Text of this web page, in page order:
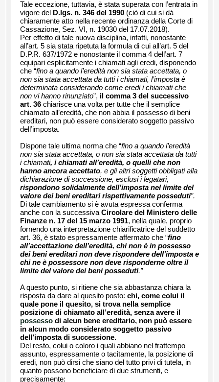
Tale eccezione, tuttavia, è stata superata con l’entrata in
vigore del
D.lgs. n. 346 del 1990 (ciò di cui si dà
chiaramente atto nella recente ordinanza della Corte di
Cassazione, Sez. VI, n. 19030 del 17.07.2018).
Per effetto di tale nuova disciplina, infatti, nonostante
all’art. 5 sia stata ripetuta la formula di cui all’art. 5 del
D.P.R. 637/1972 e nonostante il comma 4 dell’art. 7
equipari esplicitamente i chiamati agli eredi, disponendo
che “fino a quando l’eredità non sia stata accettata, o
non sia stata accettata da tutti i chiamati, l’imposta è
determinata considerando come eredi i chiamati che
non vi hanno rinunziato”, il comma 3 del successivo
art. 36 chiarisce una volta per tutte che il semplice
chiamato all’eredità, che non abbia il possesso di beni
ereditari, non può essere considerato soggetto passivo
dell’imposta.
Dispone tale ultima norma che “fino a quando l’eredità
non sia stata accettata, o non sia stata accettata da tutti
i chiamati, i chiamati all’eredità, o quelli che non
hanno ancora accettato, e gli altri soggetti obbligati alla
dichiarazione di successione, esclusi i legatari,
rispondono solidalmente dell’imposta nel limite del
valore dei beni ereditari rispettivamente posseduti”.
Di tale cambiamento si è avuta espressa conferma
anche con la successiva Circolare del Ministero delle
Finanze n. 17 del 15 marzo 1991, nella quale, proprio
fornendo una interpretazione chiarificatrice del suddetto
art. 36, è stato espressamente affermato che “fino
all’accettazione dell’eredità, chi non è in possesso
dei beni ereditari non deve rispondere dell’imposta e
chi ne è possessore non deve risponderne oltre il
limite del valore dei beni posseduti.”
A questo punto, si ritiene che sia abbastanza chiara la
risposta da dare al quesito posto: chi, come colui il
quale pone il quesito, si trova nella semplice
posizione di chiamato all’eredità, senza avere il
possesso di alcun bene ereditario, non può essere
in alcun modo considerato soggetto passivo
dell’imposta di successione.
Del resto, colui o coloro i quali abbiano nel frattempo
assunto, espressamente o tacitamente, la posizione di
eredi, non può dirsi che siano del tutto privi di tutela, in
quanto possono beneficiare di due strumenti, e
precisamente: